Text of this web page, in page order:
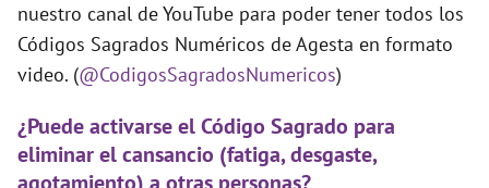
nuestro canal de YouTube para poder tener todos los
Códigos Sagrados Numéricos de Agesta en formato
video. (@CodigosSagradosNumericos)
¿Puede activarse el Código Sagrado para
eliminar el cansancio (fatiga, desgaste,